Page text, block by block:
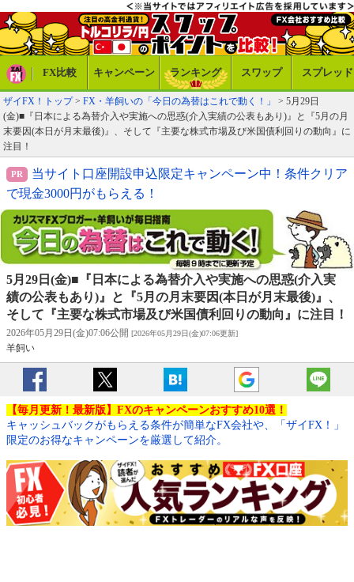
FX比較 キャンペーン ランキング スワップ スプレッド
ザイFX！トップ> FX・羊飼いの「今日の為替はこれで動く！」
> 5月29日
(金)■『日本による為替介入や実施への思惑(介入実績の公表もあり)』と『5月の月
末要因(本日が月末最後)』、そして『主要な株式市場及び米国債利回りの動向』に
注目！
当サイト口座開設申込限定キャンペーン中！条件クリア
で現金3000円がもらえる！
5月29日(金)■『日本による為替介入や実施への思惑(介入実
績の公表もあり)』と『5月の月末要因(本日が月末最後)』、
そして『主要な株式市場及び米国債利回りの動向』に注目！
2026年05月29日(金)07:06公開 [2026年05月29日(金)07:06更新]
羊飼い
【毎月更新！最新版】FXのキャンペーンおすすめ10選！
キャッシュバックがもらえる条件が簡単なFX会社や、「ザイFX！」
限定のお得なキャンペーンを厳選して紹介。